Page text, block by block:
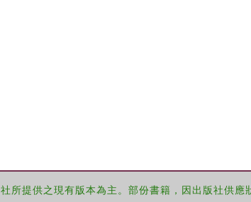
提供之現有版本為主。部份書籍，因出版社供應